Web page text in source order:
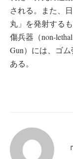
される。また、
丸」を発射する
傷兵器（non-
Gun）には、ゴ
ある。